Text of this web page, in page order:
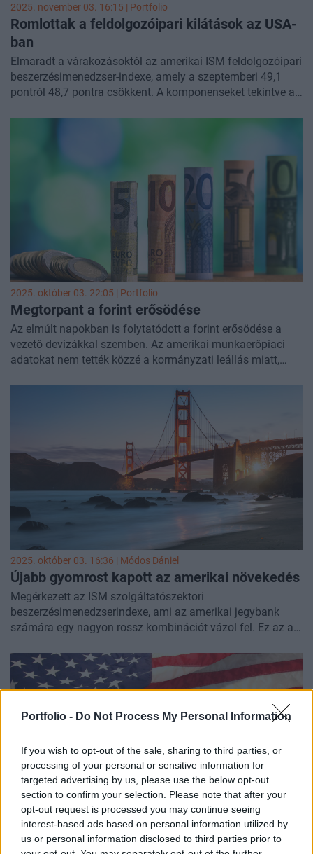
Portfolio - Do Not Process My Personal Information
If you wish to opt-out of the sale, sharing to third parties, or
processing of your personal or sensitive information for
targeted advertising by us, please use the below opt-out
section to confirm your selection. Please note that after your
opt-out request is processed you may continue seeing
interest-based ads based on personal information utilized by
us or personal information disclosed to third parties prior to
2025. november 03. 16:15 | Portfolio
Romlottak a feldolgozóipari kilátások az USA-
ban
Elmaradt a várakozásoktól az amerikai ISM feldolgozóipari
beszerzésimenedzser-indexe, amely a szeptemberi 49,1
pontról 48,7 pontra csökkent. A komponenseket tekintve az
2025. október 03. 22:05 | Portfolio
Megtorpant a forint erősödése
Az elmúlt napokban is folytatódott a forint erősödése a
vezető devizákkal szemben. Az amerikai munkaerőpiaci
adatokat nem tették közzé a kormányzati leállás miatt,
indexe nem fest jó képet a gazdaságról. A mai nap lassan,
de biztosan erősödik a forint az euróval szemben. Jelenleg
388,5 körül az árfolyam. A dollárral szemben az ISM
adatok után viszont 331 alá erősödött az árfolyam.
2025. október 03. 16:36 | Módos Dániel
Újabb gyomrost kapott az amerikai növekedés
Megérkezett az ISM szolgáltatószektori
beszerzésimenedzserindexe, ami az amerikai jegybank
számára egy nagyon rossz kombinációt vázol fel. Ez az a
helyzet az, hogy a piaci konszenzus sem ezt tükrözi.
2025. október 01. 16:04 | Portfolio
Nem jó hírek jöttek az amerikai